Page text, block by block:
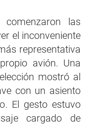
las
el inconveniente
representativa
avión. Una
mostró al
con un asiento
El gesto estuvo
cargado de